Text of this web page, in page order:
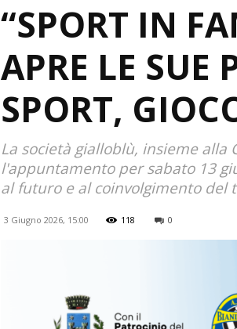
“SPORT IN
APRE LE
SPORT,
La società gialloblù, insieme alla
l'appuntamento per sabato 13
al futuro e al coinvolgimento del
3 Giugno 2026, 15:00 118 0